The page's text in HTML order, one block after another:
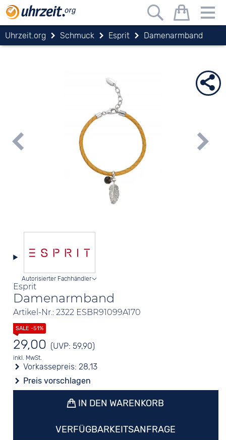
Uhrzeit.org Schmuck Esprit Damenarmband
Esprit
Damenarmband
Artikel-Nr.: 2322 ESBR91099A170
Autorisierter Fachhändler
29,00 (UVP: 59,90)
inkl. MwSt.
Vorkassepreis:28,13
Preis vorschlagen
IN DEN WARENKORB
VERFÜGBARKEITSANFRAGE